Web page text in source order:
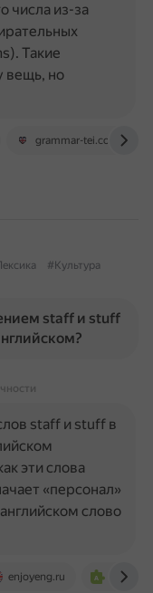
grammar-tei.com
числа из-за
Такие
вещь, но
#Культура
staff и stuff
enjoyeng.ru puzzle-
staff и stuff в
эти слова
«персонал»
слово